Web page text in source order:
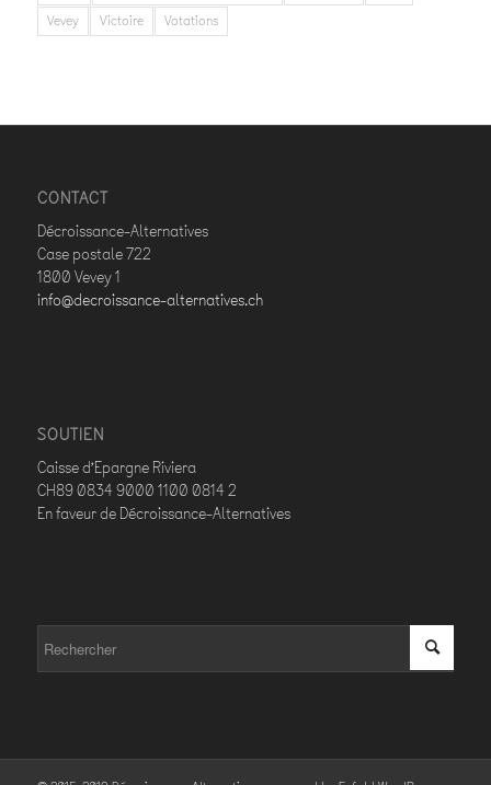
Vevey
Victoire Votations
CONTACT
Décroissance-Alternatives
Case postale 722
1800 Vevey 1
info@decroissance-alternatives.ch
SOUTIEN
Caisse d’Epargne Riviera
CH89 0834 9000 1100 0814 2
En faveur de Décroissance-Alternatives